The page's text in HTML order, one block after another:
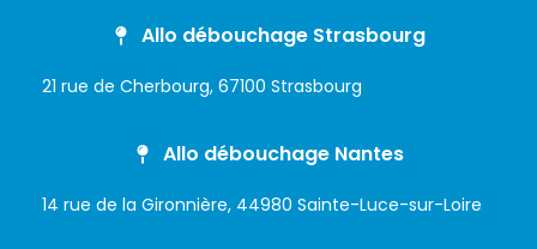
Allo débouchage Strasbourg
21 rue de Cherbourg, 67100 Strasbourg
Allo débouchage Nantes
14 rue de la Gironnière, 44980 Sainte-Luce-sur-Loire